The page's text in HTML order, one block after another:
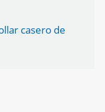
casero de